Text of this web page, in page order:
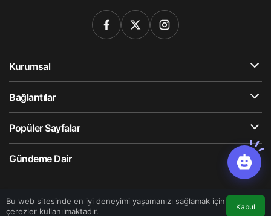
Bu web sitesinde en iyi deneyimi yaşamanızı sağlamak için
çerezler kullanılmaktadır.
Kabul
Kurumsal
Bağlantılar
Popüler Sayfalar
Gündeme Dair
© Telif Hakkı 2026, Tüm Hakları Saklıdır